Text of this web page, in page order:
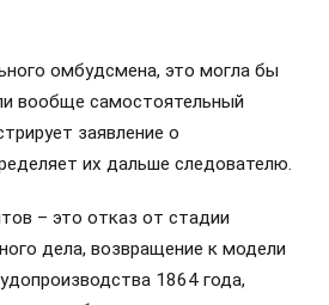
омбудсмена, это могла бы
вообще самостоятельный
заявление о
их дальше следователю.
– это отказ от стадии
дела, возвращение к модели
1864 года,